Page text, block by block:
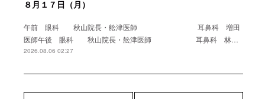
８月１７日（月）
午前 眼科 秋山院長・舩津医師 耳鼻科 増田
医師午後 眼科 秋山院長・舩津医師 耳鼻科 林…
2026.08.06 02:27